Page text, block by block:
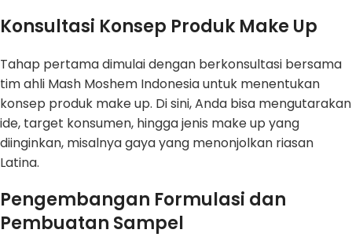
Konsultasi Konsep Produk Make Up
Tahap pertama dimulai dengan berkonsultasi bersama
tim ahli Mash Moshem Indonesia untuk menentukan
konsep produk make up. Di sini, Anda bisa mengutarakan
ide, target konsumen, hingga jenis make up yang
diinginkan, misalnya gaya yang menonjolkan riasan
Latina.
Pengembangan Formulasi dan
Pembuatan Sampel